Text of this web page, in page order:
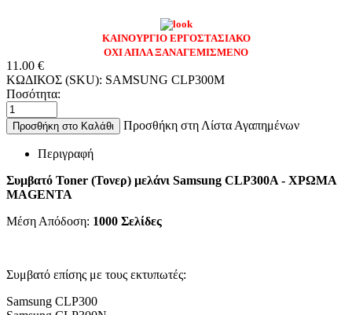
ΚΑΙΝΟΥΡΓΙΟ ΕΡΓΟΣΤΑΣΙΑΚΟ
ΟΧΙ ΑΠΛΑ ΞΑΝΑΓΕΜΙΣΜΕΝΟ
11.00 €
ΚΩΔΙΚΟΣ (SKU): SAMSUNG CLP300M
Ποσότητα:
Προσθήκη στο Καλάθι Προσθήκη στη Λίστα Αγαπημένων
Περιγραφή
Συμβατό Toner (Τονερ) μελάνι Samsung CLP300A - ΧΡΩΜΑ
MAGENTA
Μέση Απόδοση: 1000 Σελίδες
Συμβατό επίσης με τους εκτυπωτές:
Samsung CLP300